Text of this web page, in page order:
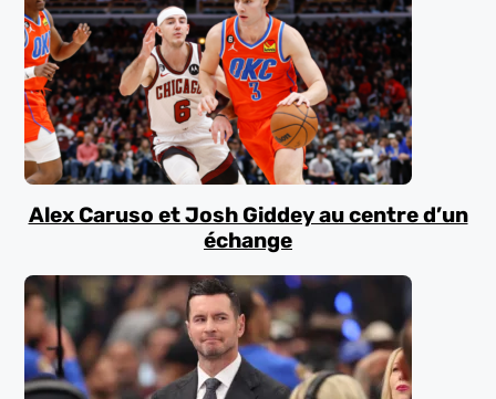
Alex Caruso et Josh Giddey au centre d’un
échange